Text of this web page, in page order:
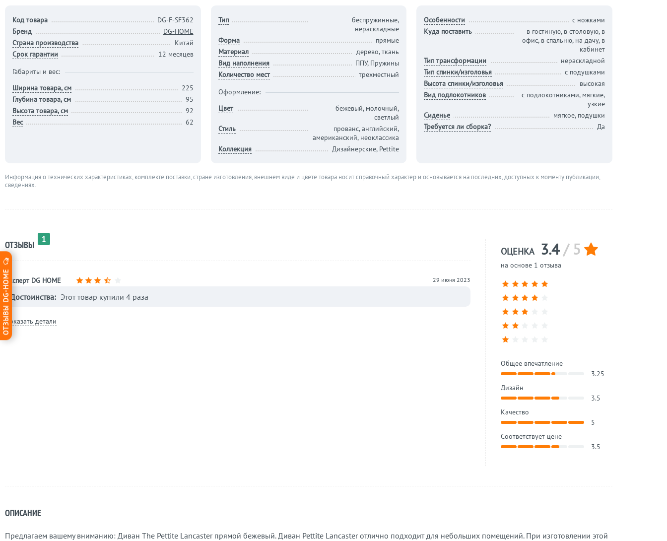
ОТЗЫВЫ DG-HOME
ОПИСАНИЕ
Предлагаем вашему вниманию: Диван The Pettite Lancaster прямой бежевый. Диван Pettite Lancaster отлично подходит для небольших помещений. При изготовлении этой
Код товара
DG-F-SF362
Бренд
DG-HOME
Страна производства
Китай
Срок гарантии
12 месяцев
Габариты и вес:
Ширина товара, см
225
Глубина товара, см
95
Высота товара, см
92
Вес
62
Тип
беспружинные,
нераскладные
Форма
прямые
Материал
дерево, ткань
Вид наполнения
ППУ, Пружины
Количество мест
трехместный
Оформление:
Цвет
бежевый, молочный,
светлый
Стиль
прованс, английский,
американский, неоклассика
Коллекция
Дизайнерские, Pettite
Особенности
с ножками
Куда поставить
в гостиную, в столовую, в
офис, в спальню, на дачу, в
кабинет
Тип трансформации
нераскладной
Тип спинки/изголовья
с подушками
Высота спинки/изголовья
высокая
Вид подлокотников
с подлокотниками, мягкие,
узкие
Сиденье
мягкое, подушки
Требуется ли сборка?
Да
Информация о технических характеристиках, комплекте поставки, стране изготовления, внешнем виде и цвете товара носит справочный характер и основывается на последних, доступных к моменту публикации,
сведениях.
ОЦЕНКА 3.4 / 5
на основе 1 отзыва
Общее впечатление
3.25
Дизайн
3.5
Качество
5
Соответствует цене
3.5
ОТЗЫВЫ
1
Эксперт DG HOME 29 июня 2023
Достоинства: Этот товар купили 4 раза
Показать детали